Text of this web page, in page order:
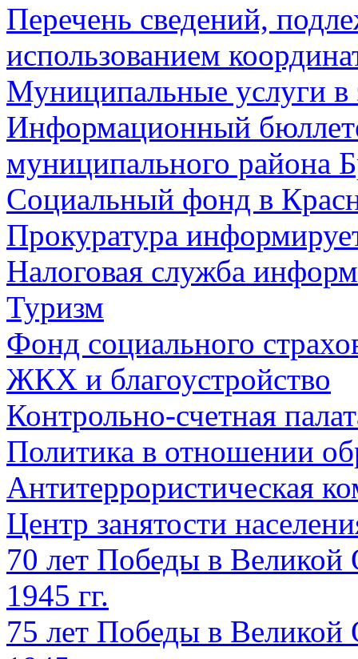
Перечень сведений,
использованием
Муниципальные услуги в
Информационный
муниципального района
Социальный фонд в
Прокуратура
Налоговая служба
Туризм
Фонд социального
ЖКХ и благоустройство
Контрольно-счетная
Политика в отношении
Антитеррористическая
Центр занятости
70 лет Победы в Великой
1945 гг.
75 лет Победы в Великой